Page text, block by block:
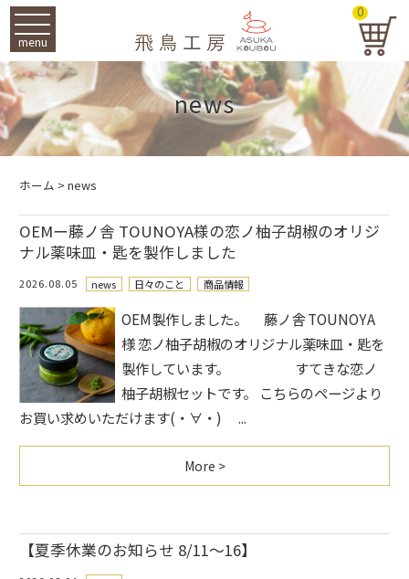
menu
0
news
ホーム > news
OEMー藤ノ舎 TOUNOYA様の恋ノ柚子胡椒のオリジ
ナル薬味皿・匙を製作しました
2026.08.05 news 日々のこと 商品情報
OEM製作しました。 藤ノ舎 TOUNOYA
様 恋ノ柚子胡椒のオリジナル薬味皿・匙を
製作しています。 すてきな恋ノ
柚子胡椒セットです。 こちらのページより
お買い求めいただけます(・∀・) ...
More >
【夏季休業のお知らせ 8/11〜16】